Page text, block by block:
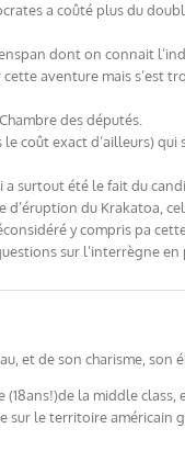
a coûté plus du
dont on connait
aventure mais s’est
des députés.
coût exact d’ailleurs)
surtout été le fait du
du Krakatoa,
y compris pa
sur l’interrègne en
et de son charisme, son
la middle
sur le territoire américain